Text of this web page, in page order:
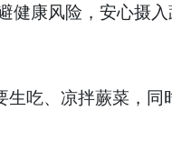
康风险，安心摄入
、凉拌蕨菜，同